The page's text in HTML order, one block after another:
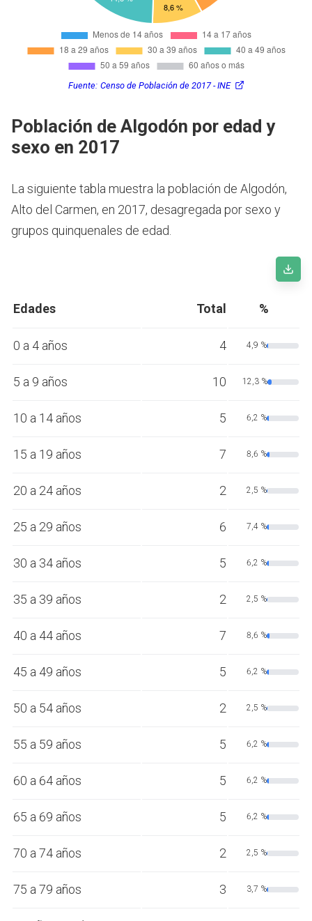
Fuente: Censo de Población de 2017 - INE
Población de Algodón por edad y
sexo en 2017
La siguiente tabla muestra la población de Algodón,
Alto del Carmen, en 2017, desagregada por sexo y
grupos quinquenales de edad.
Edades Total %
0 a 4 años 4 4,9 %
5 a 9 años 10 12,3 %
10 a 14 años 5 6,2 %
15 a 19 años 7 8,6 %
20 a 24 años 2 2,5 %
25 a 29 años 6 7,4 %
30 a 34 años 5 6,2 %
35 a 39 años 2 2,5 %
40 a 44 años 7 8,6 %
45 a 49 años 5 6,2 %
50 a 54 años 2 2,5 %
55 a 59 años 5 6,2 %
60 a 64 años 5 6,2 %
65 a 69 años 5 6,2 %
70 a 74 años 2 2,5 %
75 a 79 años 3 3,7 %